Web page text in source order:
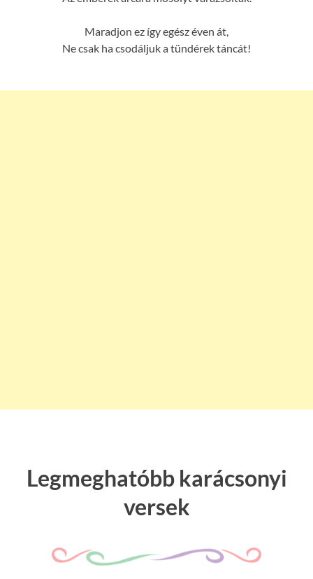
Maradjon ez így egész éven át,
Ne csak ha csodáljuk a tündérek táncát!
Legmeghatóbb karácsonyi
versek